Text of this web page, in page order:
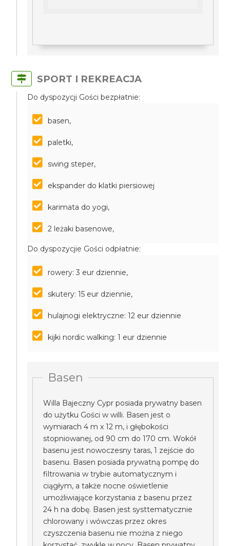
SPORT I REKREACJA
Do dyspozycji Gości bezpłatnie:
basen,
paletki,
swing steper,
ekspander do klatki piersiowej
karimata do yogi,
2 leżaki basenowe,
Do dyspozycjie Gości odpłatnie:
rowery: 3 eur dziennie,
skutery: 15 eur dziennie,
hulajnogi elektryczne: 12 eur dziennie
kijki nordic walking: 1 eur dziennie
Basen
Willa Bajeczny Cypr posiada prywatny basen
do użytku Gości w willi. Basen jest o
wymiarach 4 m x 12 m, i głębokości
stopniowanej, od 90 cm do 170 cm. Wokół
basenu jest nowoczesny taras, 1 zejście do
basenu. Basen posiada prywatną pompę do
filtrowania w trybie automatycznym i
ciągłym, a także nocne oświetlenie
umożliwiające korzystania z basenu przez
24 h na dobę. Basen jest systtematycznie
chlorowany i wówczas przez okres
czyszczenia basenu nie można z niego